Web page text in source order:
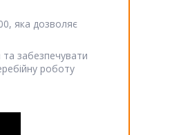
яка дозволяє
та забезпечувати
роботу